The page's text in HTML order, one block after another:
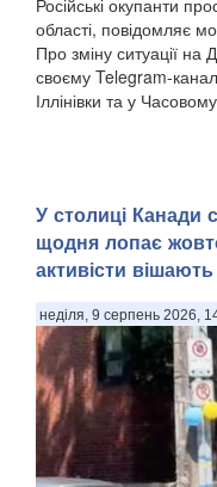
Російські окупанти
області, повідомляє
Про зміну ситуації на
своєму Telegram-
Іллінівки та у
У столиці Канади
щодня лопає
активісти вішають
неділя, 9 серпень 2026,